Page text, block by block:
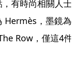
有時尚相關人士
Hermès，墨鏡為
Row，僅這4件